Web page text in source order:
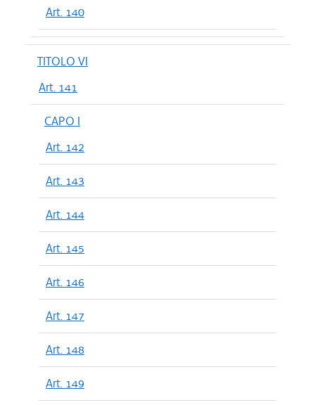
Art. 140
TITOLO VI
Art. 141
CAPO I
Art. 142
Art. 143
Art. 144
Art. 145
Art. 146
Art. 147
Art. 148
Art. 149